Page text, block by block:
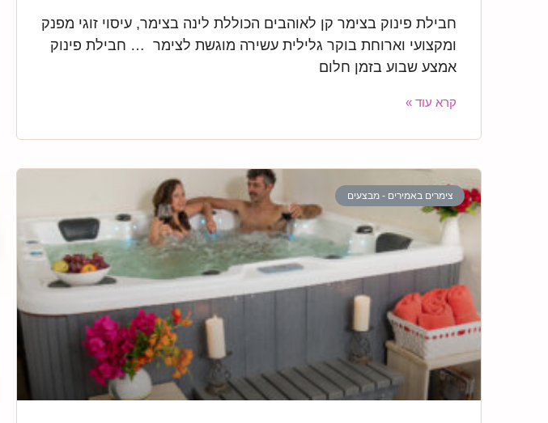
חבילת פינוק בצימר קן לאוהבים הכוללת לינה בצימר, עיסוי זוגי מפנק
ומקצועי וארוחת בוקר גלילית עשירה מוגשת לצימר … חבילת פינוק
אמצע שבוע בזמן חלום
קרא עוד »
צימרים באמירים - מבצעים